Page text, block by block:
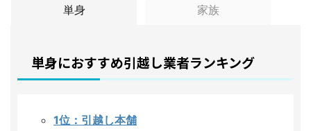
単身 家族
単身におすすめ引越し業者ランキング
1位：引越し本舗